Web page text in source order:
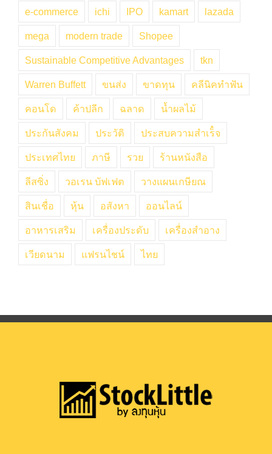
e-commerce ichi IPO kamart lazada
mega modern trade Shopee
Sustainable Competitive Advantages tkn
Warren Buffett ขนส่ง ขาดทุน คลีนิคทำฟัน
คอนโด ค้าปลีก ฉลาด น้ำผลไม้
ประกันสังคม ประวัติ ประสบความสำเร็๋จ
ประเทศไทย ภาษี รวย ร้านหนังสือ
ลีสซิ่ง วอเรน บัฟเฟต วางแผนเกษียณ
สินเชื่อ หุ้น อสังหา ออนไลน์
อาหารเสริม เครื่องประดับ เครื่องสำอาง
เวียดนาม แฟรนไชน์ ไทย